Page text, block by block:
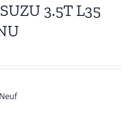
3.5T L35
Neuf